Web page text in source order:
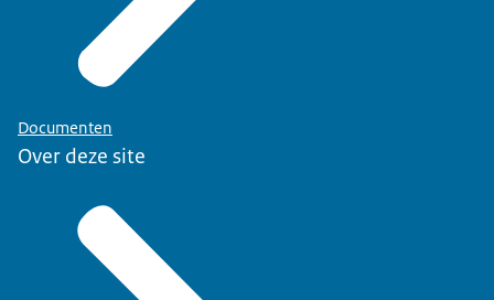
Documenten
Over deze site